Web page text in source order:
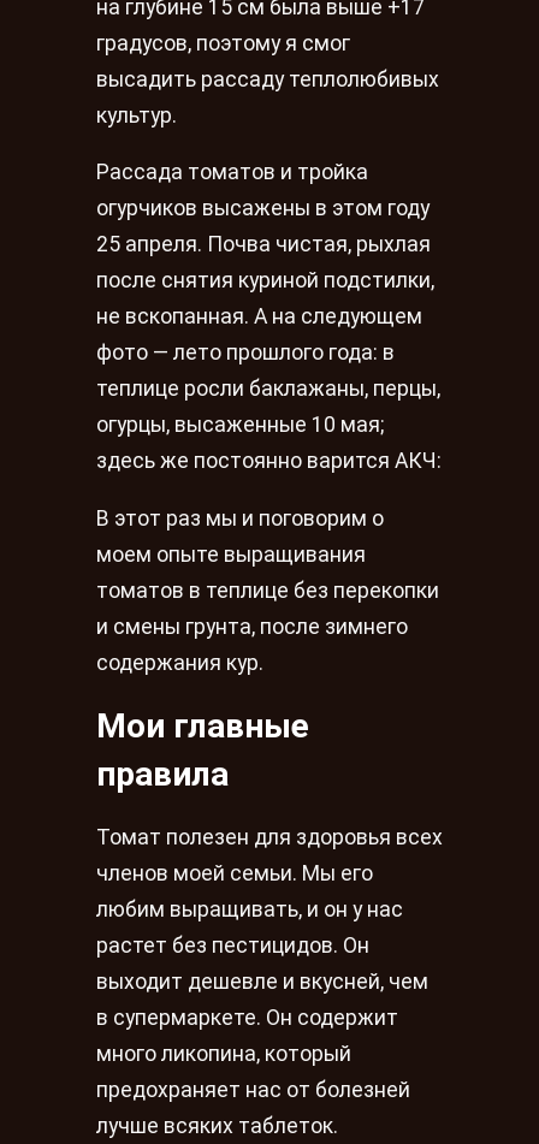
на глубине 15 см была выше +17
градусов, поэтому я смог
высадить рассаду теплолюбивых
культур.
Рассада томатов и тройка
огурчиков высажены в этом году
25 апреля. Почва чистая, рыхлая
после снятия куриной подстилки,
не вскопанная. А на следующем
фото — лето прошлого года: в
теплице росли баклажаны, перцы,
огурцы, высаженные 10 мая;
здесь же постоянно варится АКЧ:
В этот раз мы и поговорим о
моем опыте выращивания
томатов в теплице без перекопки
и смены грунта, после зимнего
содержания кур.
Мои главные
правила
Томат полезен для здоровья всех
членов моей семьи. Мы его
любим выращивать, и он у нас
растет без пестицидов. Он
выходит дешевле и вкусней, чем
в супермаркете. Он содержит
много ликопина, который
предохраняет нас от болезней
лучше всяких таблеток.